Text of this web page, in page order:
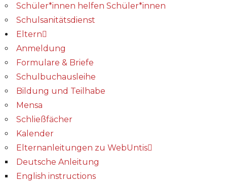
Schüler*innen helfen Schüler*innen
Schulsanitätsdienst
Eltern
Anmeldung
Formulare & Briefe
Schulbuchausleihe
Bildung und Teilhabe
Mensa
Schließfächer
Kalender
Elternanleitungen zu WebUntis
Deutsche Anleitung
English instructions